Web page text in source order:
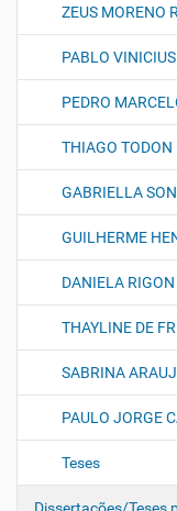
ZEUS MORENO
PABLO
PEDRO
THIAGO TODON
GABRIELLA
GUILHERME
DANIELA
THAYLINE DE
SABRINA
PAULO JORGE
Teses